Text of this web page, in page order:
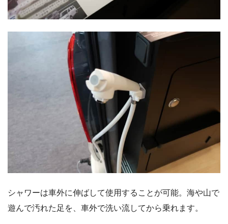
シャワーは車外に伸ばして使用することが可能。海や山で
遊んで汚れた足を、車外で洗い流してから乗れます。